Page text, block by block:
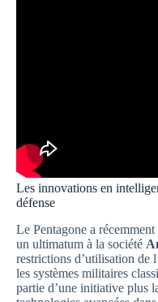
Les innovations en
défense
Le Pentagone a
un ultimatum à la société
restrictions d’utilisation de
les systèmes militaires
partie d’une initiative plus